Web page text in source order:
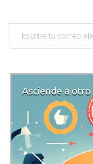
Escribe tu correo electrónico…